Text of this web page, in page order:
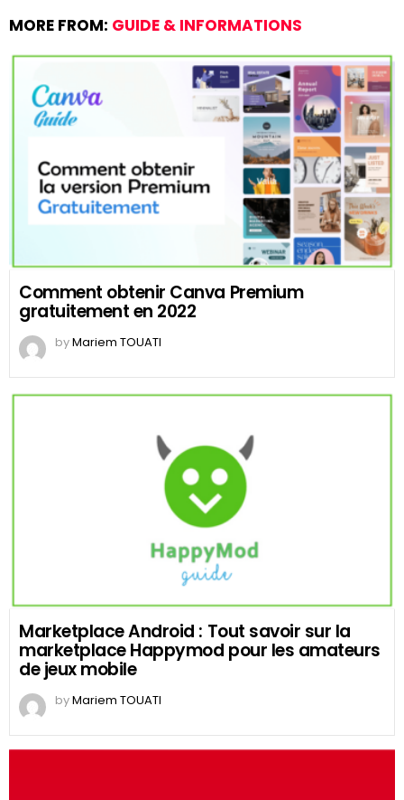
MORE FROM: GUIDE & INFORMATIONS
Comment obtenir Canva Premium
gratuitement en 2022
byMariem TOUATI
Marketplace Android : Tout savoir sur la
marketplace Happymod pour les amateurs
de jeux mobile
byMariem TOUATI